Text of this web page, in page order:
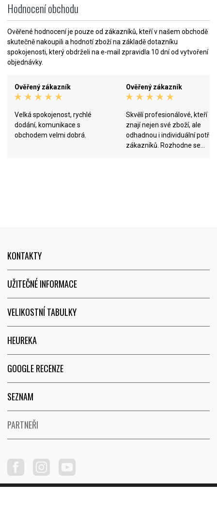
Hodnocení obchodu
Ověřené hodnocení je pouze od zákazníků, kteří v našem obchodě
skutečně nakoupili a hodnotí zboží na základě dotazníku
spokojenosti, který obdrželi na e-mail zpravidla 10 dní od vytvoření
objednávky.
Ověřený zákazník
Velká spokojenost, rychlé
dodání, komunikace s
obchodem velmi dobrá.
Ověřený zákazník
Skvělí profesionálové, kteří
znají nejen své zboží, ale
odhadnou i individuální
zákazníků. Rozhodne se
KONTAKTY
UŽITEČNÉ INFORMACE
VELIKOSTNÍ TABULKY
HEUREKA
GOOGLE RECENZE
SEZNAM
PARTNEŘI